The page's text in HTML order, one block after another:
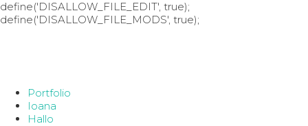
define('DISALLOW_FILE_EDIT', true);
define('DISALLOW_FILE_MODS', true);
Portfolio
Ioana
Hallo